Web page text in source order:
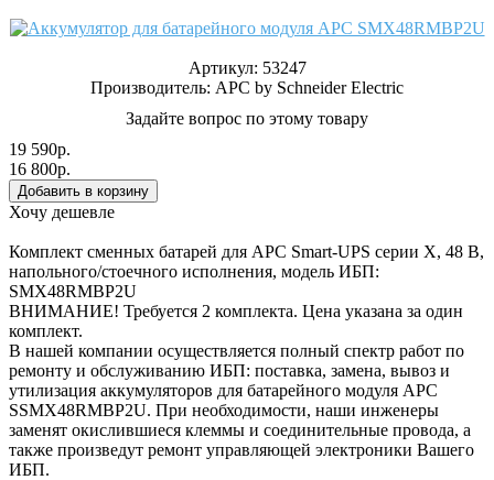
Артикул: 53247
Производитель: APC by Schneider Electric
Задайте вопрос по этому товару
19 590р.
16 800р.
Хочу дешевле
Комплект сменных батарей для APC Smart-UPS серии X, 48 В,
напольного/стоечного исполнения, модель ИБП:
SMX48RMBP2U
ВНИМАНИЕ! Требуется 2 комплекта. Цена указана за один
комплект.
В нашей компании осуществляется полный спектр работ по
ремонту и обслуживанию ИБП: поставка, замена, вывоз и
утилизация аккумуляторов для батарейного модуля APC
SSMX48RMBP2U. При необходимости, наши инженеры
заменят окислившиеся клеммы и соединительные провода, а
также произведут ремонт управляющей электроники Вашего
ИБП.